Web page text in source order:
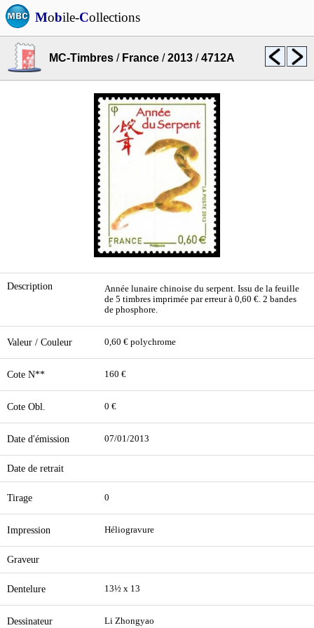
Mobile-Collections
MC-Timbres / France /2013 /4712A
Description
Année lunaire chinoise du serpent. Issu de la feuille
de 5 timbres imprimée par erreur à 0,60 €. 2 bandes
de phosphore.
Valeur / Couleur 0,60 € polychrome
Cote N** 160 €
Cote Obl. 0 €
Date d'émission 07/01/2013
Date de retrait
Tirage 0
Impression Héliogravure
Graveur
Dentelure 13½ x 13
Dessinateur Li Zhongyao